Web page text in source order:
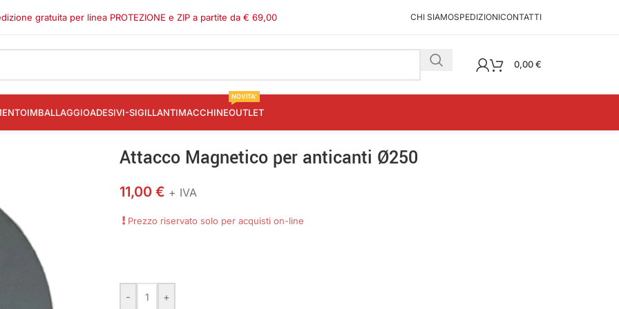
gratuita per linea PROTEZIONE e ZIP a partite da € 69,00 CHI SIAMOSPEDIZIONICONTATTI
0,00€
IMBALLAGGIOADESIVI-SIGILLANTIMACCHINEOUTLET
NOVITA'
Attacco Magnetico per anticanti Ø250
11,00 € + IVA
Prezzo riservato solo per acquisti on-line
- +